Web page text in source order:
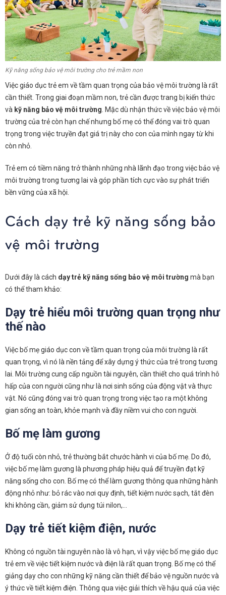
Kỹ năng sống bảo vệ môi trường cho trẻ mầm non
Việc giáo dục trẻ em về tầm quan trọng của bảo vệ môi trường là rất
cần thiết. Trong giai đoạn mầm non, trẻ cần được trang bị kiến ​​thức
và kỹ năng bảo vệ môi trường . Mặc dù nhận thức về việc bảo vệ môi
trường của trẻ còn hạn chế nhưng bố mẹ có thể đóng vai trò quan
trọng trong việc truyền đạt giá trị này cho con của mình ngay từ khi
còn nhỏ.
Trẻ em có tiềm năng trở thành những nhà lãnh đạo trong việc bảo vệ
môi trường trong tương lai và góp phần tích cực vào sự phát triển
bền vững của xã hội.
Cách dạy trẻ kỹ năng sống bảo
vệ môi trường
Dưới đây là cách dạy trẻ kỹ năng sống bảo vệ môi trường mà bạn
có thể tham khảo:
Dạy trẻ hiểu môi trường quan trọng như
thế nào
Việc bố mẹ giáo dục con về tầm quan trọng của môi trường là rất
quan trọng, vì nó là nền tảng để xây dựng ý thức của trẻ trong tương
lai. Môi trường cung cấp nguồn tài nguyên, cần thiết cho quá trình hô
hấp của con người cũng như là nơi sinh sống của động vật và thực
vật. Nó cũng đóng vai trò quan trọng trong việc tạo ra một không
gian sống an toàn, khỏe mạnh và đầy niềm vui cho con người.
Bố mẹ làm gương
Ở độ tuổi còn nhỏ, trẻ thường bắt chước hành vi của bố mẹ. Do đó,
việc bố mẹ làm gương là phương pháp hiệu quả để truyền đạt kỹ
năng sống cho con. Bố mẹ có thể làm gương thông qua những hành
động nhỏ như: bỏ rác vào nơi quy định, tiết kiệm nước sạch, tắt đèn
khi không cần, giảm sử dụng túi nilon,…
Dạy trẻ tiết kiệm điện, nước
Không có nguồn tài nguyên nào là vô hạn, vì vậy việc bố mẹ giáo dục
trẻ em về việc tiết kiệm nước và điện là rất quan trọng. Bố mẹ có thể
giảng dạy cho con những kỹ năng cần thiết để bảo vệ nguồn nước và
ý thức về tiết kiệm điện. Thông qua việc giải thích về hậu quả của việc